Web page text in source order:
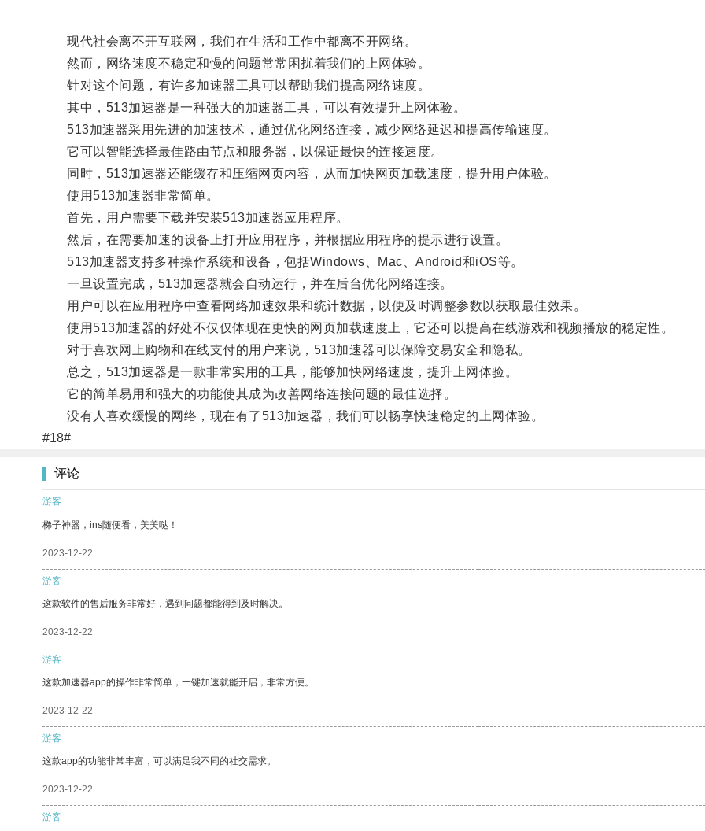
现代社会离不开互联网，我们在生活和工作中都离不开网络。
然而，网络速度不稳定和慢的问题常常困扰着我们的上网体验。
针对这个问题，有许多加速器工具可以帮助我们提高网络速度。
其中，513加速器是一种强大的加速器工具，可以有效提升上网体验。
513加速器采用先进的加速技术，通过优化网络连接，减少网络延迟和提高传输速度。
它可以智能选择最佳路由节点和服务器，以保证最快的连接速度。
同时，513加速器还能缓存和压缩网页内容，从而加快网页加载速度，提升用户体验。
使用513加速器非常简单。
首先，用户需要下载并安装513加速器应用程序。
然后，在需要加速的设备上打开应用程序，并根据应用程序的提示进行设置。
513加速器支持多种操作系统和设备，包括Windows、Mac、Android和iOS等。
一旦设置完成，513加速器就会自动运行，并在后台优化网络连接。
用户可以在应用程序中查看网络加速效果和统计数据，以便及时调整参数以获取最佳效果。
使用513加速器的好处不仅仅体现在更快的网页加载速度上，它还可以提高在线游戏和视频播放的稳定性。
对于喜欢网上购物和在线支付的用户来说，513加速器可以保障交易安全和隐私。
总之，513加速器是一款非常实用的工具，能够加快网络速度，提升上网体验。
它的简单易用和强大的功能使其成为改善网络连接问题的最佳选择。
没有人喜欢缓慢的网络，现在有了513加速器，我们可以畅享快速稳定的上网体验。
#18#
评论
游客
梯子神器，ins随便看，美美哒！
2023-12-22
游客
这款软件的售后服务非常好，遇到问题都能得到及时解决。
2023-12-22
游客
这款加速器app的操作非常简单，一键加速就能开启，非常方便。
2023-12-22
游客
这款app的功能非常丰富，可以满足我不同的社交需求。
2023-12-22
游客